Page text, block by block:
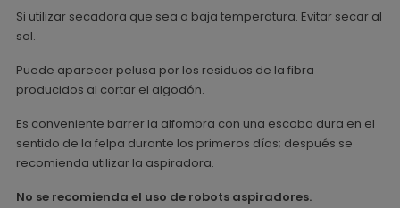
Si utilizar secadora que sea a baja temperatura. Evitar secar al
sol.
Puede aparecer pelusa por los residuos de la fibra
producidos al cortar el algodón.
Es conveniente barrer la alfombra con una escoba dura en el
sentido de la felpa durante los primeros días; después se
recomienda utilizar la aspiradora.
No se recomienda el uso de robots aspiradores.